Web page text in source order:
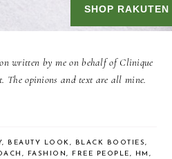
written by me on behalf of Clinique
The opinions and text are all mine.
, BEAUTY LOOK, BLACK BOOTIES,
, FASHION, FREE PEOPLE, HM ,